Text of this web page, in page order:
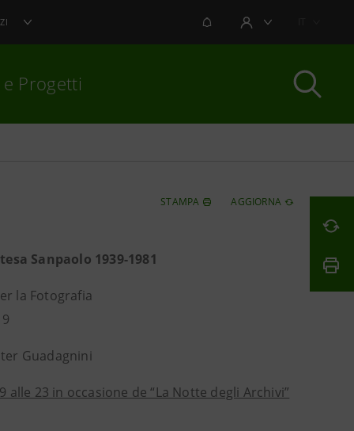
NOTIFICHEAREA UTENTE
e Progetti
STAMPA AGGIORNA
Sanpaolo 1939-1981
la Fotografia
Guadagnini
23 in occasione de “La Notte degli Archivi”